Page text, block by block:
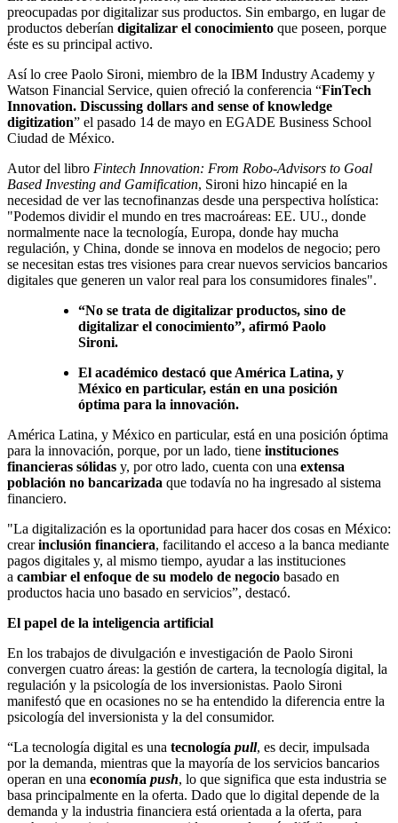
preocupadas por digitalizar sus productos. Sin embargo, en lugar de
productos deberían digitalizar el conocimiento que poseen, porque
éste es su principal activo.
Así lo cree Paolo Sironi, miembro de la IBM Industry Academy y
Watson Financial Service, quien ofreció la conferencia “FinTech
Innovation. Discussing dollars and sense of knowledge
digitization” el pasado 14 de mayo en EGADE Business School
Ciudad de México.
Autor del libro Fintech Innovation: From Robo-Advisors to Goal
Based Investing and Gamification, Sironi hizo hincapié en la
necesidad de ver las tecnofinanzas desde una perspectiva holística:
"Podemos dividir el mundo en tres macroáreas: EE. UU., donde
normalmente nace la tecnología, Europa, donde hay mucha
regulación, y China, donde se innova en modelos de negocio; pero
se necesitan estas tres visiones para crear nuevos servicios bancarios
digitales que generen un valor real para los consumidores finales".
“No se trata de digitalizar productos, sino de
digitalizar el conocimiento”, afirmó Paolo
Sironi.
El académico destacó que América Latina, y
México en particular, están en una posición
óptima para la innovación.
América Latina, y México en particular, está en una posición óptima
para la innovación, porque, por un lado, tiene instituciones
financieras sólidas y, por otro lado, cuenta con una extensa
población no bancarizada que todavía no ha ingresado al sistema
financiero.
"La digitalización es la oportunidad para hacer dos cosas en México:
crearinclusión financiera, facilitando el acceso a la banca mediante
pagos digitales y, al mismo tiempo, ayudar a las instituciones
a cambiar el enfoque de su modelo de negocio basado en
productos hacia uno basado en servicios”, destacó.
El papel de la inteligencia artificial
En los trabajos de divulgación e investigación de Paolo Sironi
convergen cuatro áreas: la gestión de cartera, la tecnología digital, la
regulación y la psicología de los inversionistas. Paolo Sironi
manifestó que en ocasiones no se ha entendido la diferencia entre la
psicología del inversionista y la del consumidor.
“La tecnología digital es una tecnología pull, es decir, impulsada
por la demanda, mientras que la mayoría de los servicios bancarios
operan en una economía push, lo que significa que esta industria se
basa principalmente en la oferta. Dado que lo digital depende de la
demanda y la industria financiera está orientada a la oferta, para